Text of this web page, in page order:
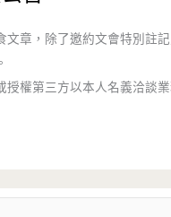
文章，除了邀約文會特別註
授權第三方以本人名義洽談